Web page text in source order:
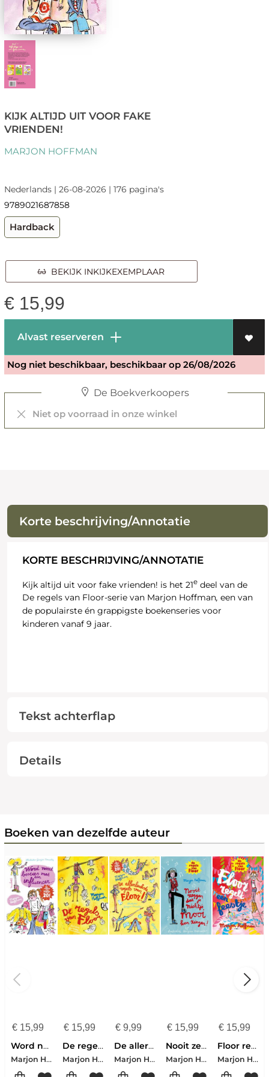
KIJK ALTIJD UIT VOOR FAKE
VRIENDEN!
MARJON HOFFMAN
Nederlands | 26-08-2026 | 176 pagina's
9789021687858
Hardback
BEKIJK INKIJKEXEMPLAAR
€ 15,99
Alvast reserveren
Nog niet beschikbaar, beschikbaar op 26/08/2026
De Boekverkoopers
Niet op voorraad in onze winkel
Korte beschrijving/Annotatie
KORTE BESCHRIJVING/ANNOTATIE
Kijk altijd uit voor fake vrienden! is het 21edeel van de
De regels van Floor-serie van Marjon Hoffman, een van
de populairste én grappigste boekenseries voor
kinderen vanaf 9 jaar.
Tekst achterflap
Details
Boeken van dezelfde auteur
€15,99
Word nooit besties met een influencer!
Marjon Hoffman
€15,99
De regels van Floor
Marjon Hoffman
€ 9,99
De allerleukste regels van Floor!
Marjon Hoffman
€ 15,99
Nooit zeggen dat je nichtje mooi kan zingen!
Marjon Hoffman
€ 15,99
Floor regelt een feestje
Marjon Hoffman